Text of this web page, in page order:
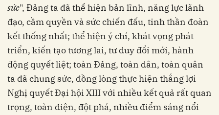
sức", Đảng ta đã thể hiện bản lĩnh, năng lực lãnh
đạo, cầm quyền và sức chiến đấu, tinh thần đoàn
kết thống nhất; thể hiện ý chí, khát vọng phát
triển, kiến tạo tương lai, tư duy đổi mới, hành
động quyết liệt; toàn Đảng, toàn dân, toàn quân
ta đã chung sức, đồng lòng thực hiện thắng lợi
Nghị quyết Đại hội XIII với nhiều kết quả rất quan
trọng, toàn diện, đột phá, nhiều điểm sáng nổi